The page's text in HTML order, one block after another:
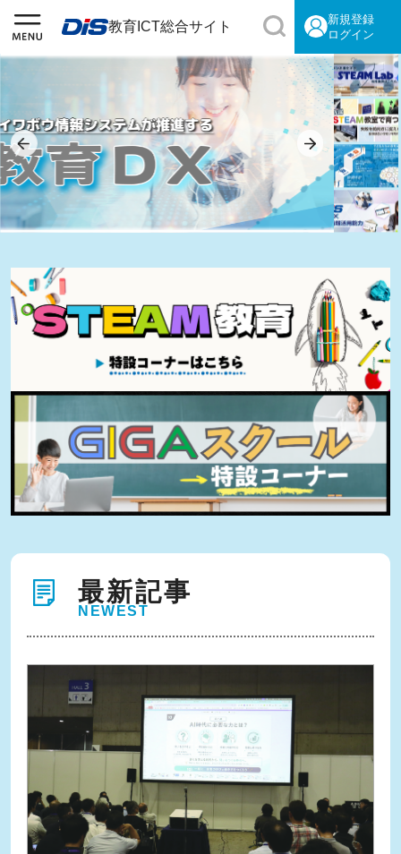
教育ICT総合サイト
新規登録
ログイン
最新記事
NEWEST